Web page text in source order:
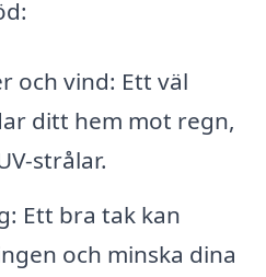
och vind: Ett väl
ditt hem mot regn,
strålar.
Ett bra tak kan
och minska dina